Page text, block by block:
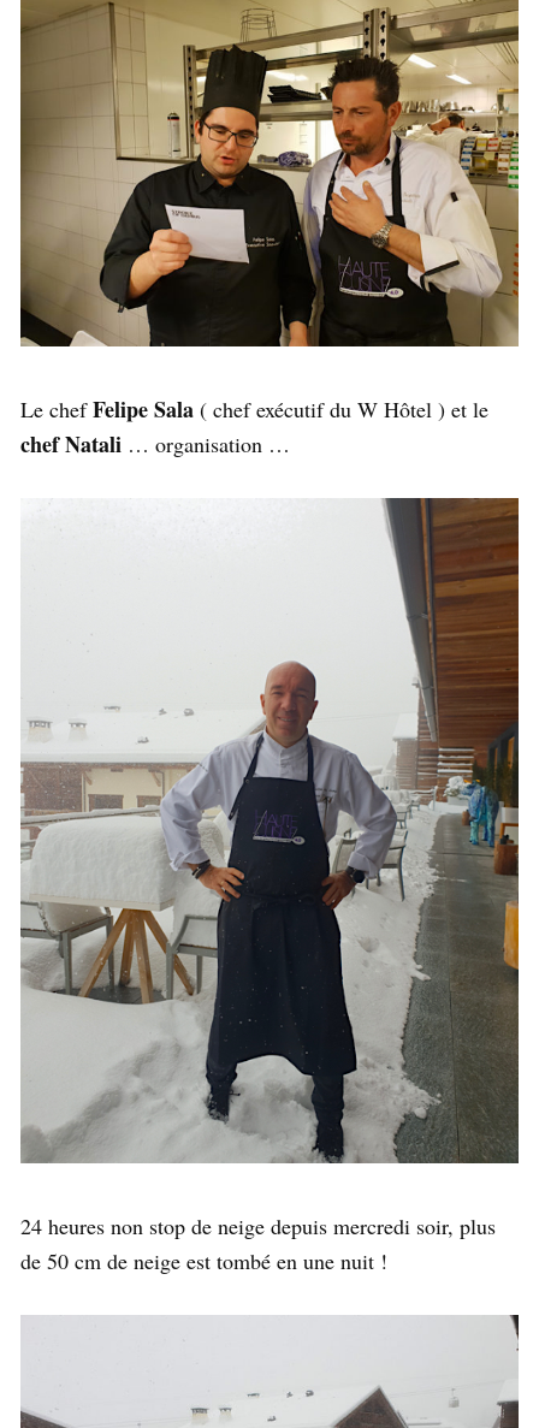
Le chefFelipe Sala ( chef exécutif du W Hôtel ) et le
chef Natali … organisation …
24 heures non stop de neige depuis mercredi soir, plus
de 50 cm de neige est tombé en une nuit !